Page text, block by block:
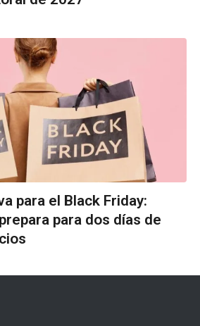
para el Black Friday:
para dos días de